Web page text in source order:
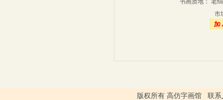
书画质地： 老
市
版权所有 高仿字画馆 联